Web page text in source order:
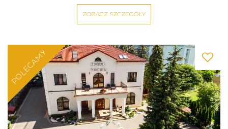
ZOBACZ SZCZEGÓŁY
POLECAMY